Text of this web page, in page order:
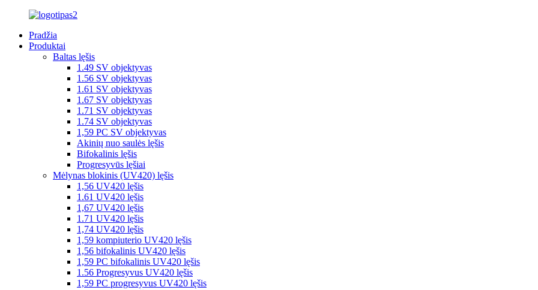
Pradžia
Produktai
Baltas lęšis
1.49 SV objektyvas
1.56 SV objektyvas
1.61 SV objektyvas
1.67 SV objektyvas
1.71 SV objektyvas
1.74 SV objektyvas
1,59 PC SV objektyvas
Akinių nuo saulės lęšis
Bifokalinis lęšis
Progresyvūs lęšiai
Mėlynas blokinis (UV420) lęšis
1,56 UV420 lęšis
1.61 UV420 lęšis
1,67 UV420 lęšis
1.71 UV420 lęšis
1,74 UV420 lęšis
1,59 kompiuterio UV420 lęšis
1,56 bifokalinis UV420 lęšis
1,59 PC bifokalinis UV420 lęšis
1.56 Progresyvus UV420 lęšis
1,59 PC progresyvus UV420 lęšis